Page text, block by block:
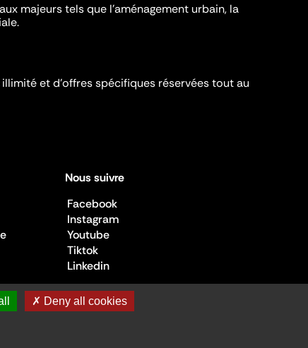
majeurs tels que l'aménagement urbain, la
et d’offres spécifiques réservées tout au
Nous suivre
Facebook
Instagram
Youtube
Tiktok
Linkedin
✗ Deny all cookies